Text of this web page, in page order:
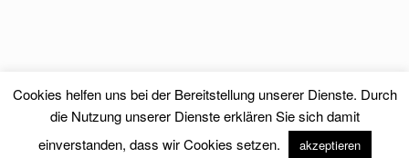
Cookies helfen uns bei der Bereitstellung unserer Dienste. Durch
die Nutzung unserer Dienste erklären Sie sich damit
einverstanden, dass wir Cookies setzen.
akzeptieren